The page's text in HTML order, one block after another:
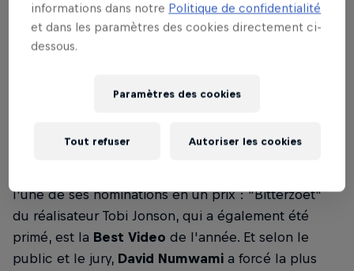
‘God Bless’ deHamza ft. Damsoest laBest Song
de l'année, tandis que le producteur hip-hop de
premier plan
Best Producerà la reine de la techno
Susobrino(pour ‘Alibi’ de Tsar B).
l'une de ses nominations en un prix : "Bitterzoet"
du réalisateur Tobi Jonson, qui a également été
primé, est la Best Video de l'année. Et selon le
public et le jury, David Numwami a forcé la plus
informations dans notre Politique de confidentialité
et dans les paramètres des cookies directement ci-
dessous.
Paramètres des cookies
Tout refuser Autoriser les cookies